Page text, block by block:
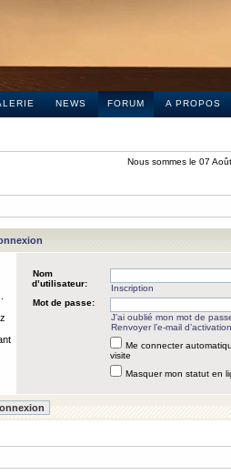
NEWS FORUM A PROPOS
Nous sommes le 07
Nom
d’utilisateur:
Inscription
Mot de passe:
J’ai oublié mon mot de
Renvoyer l’e-mail d’activation
Me connecter
visite
Masquer mon statut en